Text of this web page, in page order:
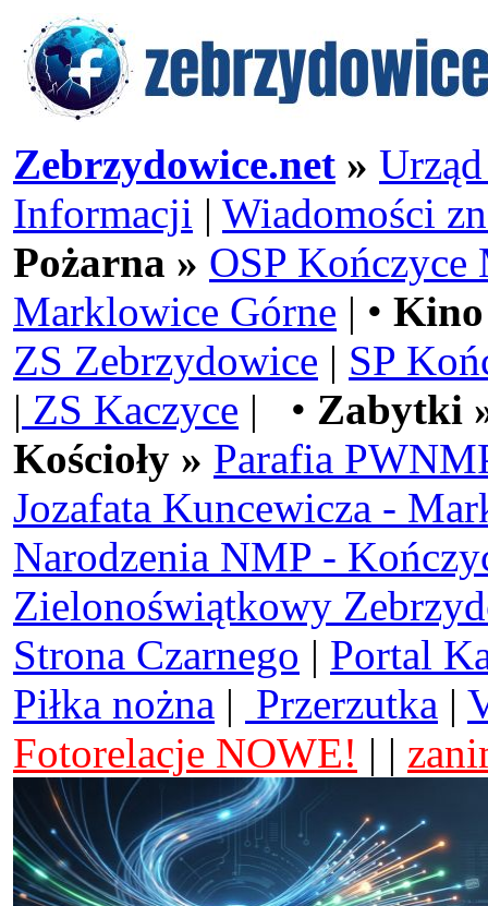
Zebrzydowice.net »
Informacji | Wiadomości
Pożarna » OSP Kończyce
Marklowice Górne | •
ZS Zebrzydowice | SP
| ZS Kaczyce | • Zabytki
Kościoły » Parafia
Jozafata Kuncewicza -
Narodzenia NMP -
Zielonoświątkowy
Strona Czarnego | Portal
Piłka nożna | Przerzutka |
Fotorelacje NOWE! | |